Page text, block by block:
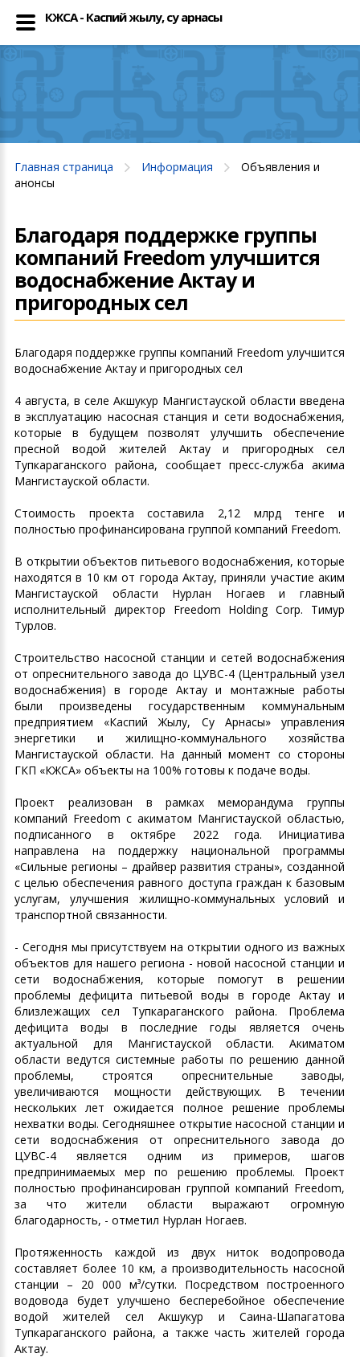
Главная страница Информация
Объявления и
анонсы
Благодаря поддержке группы
компаний Freedom улучшится
водоснабжение Актау и
пригородных сел
Благодаря поддержке группы компаний Freedom улучшится
водоснабжение Актау и пригородных сел
4 августа, в селе Акшукур Мангистауской области введена
в эксплуатацию насосная станция и сети водоснабжения,
которые в будущем позволят улучшить обеспечение
пресной водой жителей Актау и пригородных сел
Тупкараганского района, сообщает пресс-служба акима
Мангистауской области.
Стоимость проекта составила 2,12 млрд тенге и
полностью профинансирована группой компаний Freedom.
В открытии объектов питьевого водоснабжения, которые
находятся в 10 км от города Актау, приняли участие аким
Мангистауской области Нурлан Ногаев и главный
исполнительный директор Freedom Holding Corp. Тимур
Турлов.
Строительство насосной станции и сетей водоснабжения
от опреснительного завода до ЦУВС-4 (Центральный узел
водоснабжения) в городе Актау и монтажные работы
были произведены государственным коммунальным
предприятием «Каспий Жылу, Су Арнасы» управления
энергетики и жилищно-коммунального хозяйства
Мангистауской области. На данный момент со стороны
ГКП «КЖСА» объекты на 100% готовы к подаче воды.
Проект реализован в рамках меморандума группы
компаний Freedom с акиматом Мангистауской областью,
подписанного в октябре 2022 года. Инициатива
направлена на поддержку национальной программы
«Сильные регионы – драйвер развития страны», созданной
с целью обеспечения равного доступа граждан к базовым
услугам, улучшения жилищно-коммунальных условий и
транспортной связанности.
- Сегодня мы присутствуем на открытии одного из важных
объектов для нашего региона - новой насосной станции и
сети водоснабжения, которые помогут в решении
проблемы дефицита питьевой воды в городе Актау и
близлежащих сел Тупкараганского района. Проблема
дефицита воды в последние годы является очень
актуальной для Мангистауской области. Акиматом
области ведутся системные работы по решению данной
проблемы, строятся опреснительные заводы,
увеличиваются мощности действующих. В течении
нескольких лет ожидается полное решение проблемы
нехватки воды. Сегодняшнее открытие насосной станции и
сети водоснабжения от опреснительного завода до
ЦУВС-4 является одним из примеров, шагов
предпринимаемых мер по решению проблемы. Проект
полностью профинансирован группой компаний Freedom,
за что жители области выражают огромную
благодарность, - отметил Нурлан Ногаев.
Протяженность каждой из двух ниток водопровода
составляет более 10 км, а производительность насосной
станции – 20 000 м³/сутки. Посредством построенного
водовода будет улучшено бесперебойное обеспечение
водой жителей сел Акшукур и Саина-Шапагатова
Тупкараганского района, а также часть жителей города
Актау.
КЖСА - Каспий жылу, су арнасы